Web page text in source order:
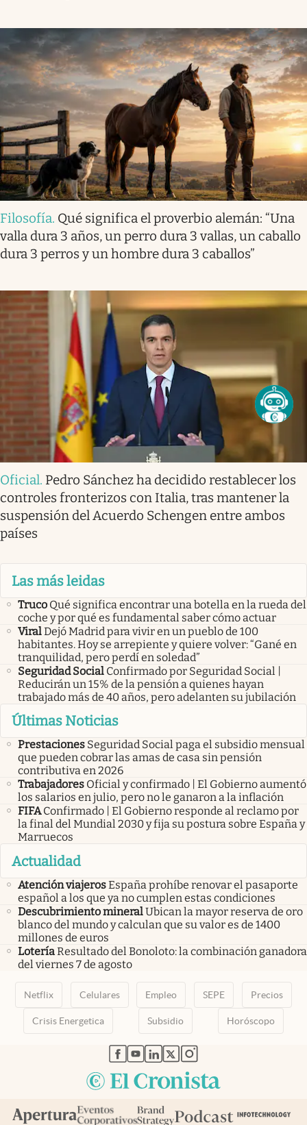
Filosofía. Qué significa el proverbio alemán: “Una
valla dura 3 años, un perro dura 3 vallas, un caballo
dura 3 perros y un hombre dura 3 caballos”
Oficial. Pedro Sánchez ha decidido restablecer los
controles fronterizos con Italia, tras mantener la
suspensión del Acuerdo Schengen entre ambos
países
Las más leidas
Truco Qué significa encontrar una botella en la rueda del
coche y por qué es fundamental saber cómo actuar
ViralDejó Madrid para vivir en un pueblo de 100
habitantes. Hoy se arrepiente y quiere volver: “Gané en
tranquilidad, pero perdí en soledad”
Seguridad Social Confirmado por Seguridad Social |
Reducirán un 15% de la pensión a quienes hayan
trabajado más de 40 años, pero adelanten su jubilación
Últimas Noticias
Prestaciones Seguridad Social paga el subsidio mensual
que pueden cobrar las amas de casa sin pensión
contributiva en 2026
Trabajadores Oficial y confirmado | El Gobierno aumentó
los salarios en julio, pero no le ganaron a la inflación
FIFA Confirmado | El Gobierno responde al reclamo por
la final del Mundial 2030 y fija su postura sobre España y
Marruecos
Actualidad
Atención viajerosEspaña prohíbe renovar el pasaporte
español a los que ya no cumplen estas condiciones
Descubrimiento mineralUbican la mayor reserva de oro
blanco del mundo y calculan que su valor es de 1400
millones de euros
LoteríaResultado del Bonoloto: la combinación ganadora
del viernes 7 de agosto
Netflix Celulares Empleo SEPE Precios
Crisis Energetica Subsidio Horóscopo
abre en nueva pestaña
abre en nueva pestaña
abre en nueva pestaña
abre en nueva pestaña
abre en nueva pestaña